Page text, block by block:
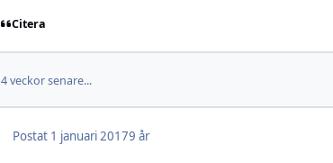
Citera
4 veckor senare...
Postat 1 januari 20179 år